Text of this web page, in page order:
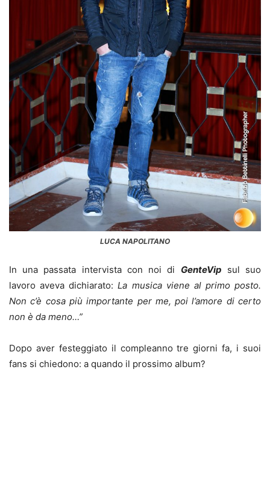
LUCA NAPOLITANO
In una passata intervista con noi di GenteVip sul suo
lavoro aveva dichiarato:La musica viene al primo posto.
Non c’è cosa più importante per me, poi l’amore di certo
non è da meno…”
Dopo aver festeggiato il compleanno tre giorni fa, i suoi
fans si chiedono: a quando il prossimo album?